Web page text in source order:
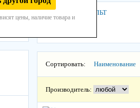
цены, наличие товара и
КОБАЛЬТ
Сортировать: Наименование
Производитель: